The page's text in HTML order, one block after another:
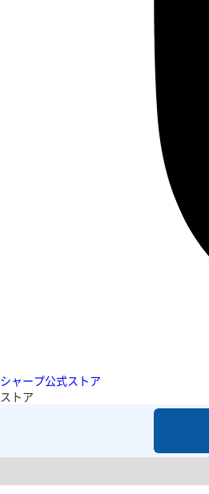
シャープ公式ストア
ストア